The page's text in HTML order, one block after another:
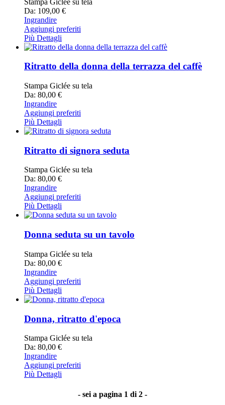
Da: 109,00 €
Ingrandire
Aggiungi preferiti
Più Dettagli
Ritratto della donna della terrazza del caffè
Stampa Giclée su tela
Da: 80,00 €
Ingrandire
Aggiungi preferiti
Più Dettagli
Ritratto di signora seduta
Stampa Giclée su tela
Da: 80,00 €
Ingrandire
Aggiungi preferiti
Più Dettagli
Donna seduta su un tavolo
Stampa Giclée su tela
Da: 80,00 €
Ingrandire
Aggiungi preferiti
Più Dettagli
Donna, ritratto d'epoca
Stampa Giclée su tela
Da: 80,00 €
Ingrandire
Aggiungi preferiti
Più Dettagli
- sei a pagina 1 di 2 -